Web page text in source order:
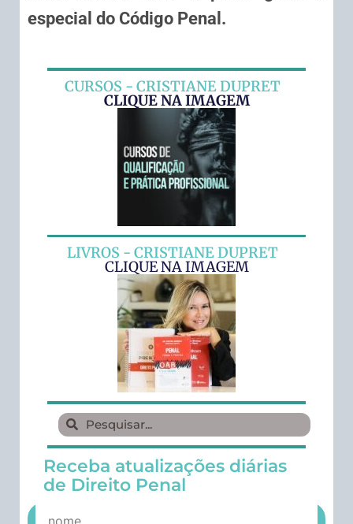
especial do Código Penal.
CURSOS - CRISTIANE DUPRET
CLIQUE NA IMAGEM
LIVROS - CRISTIANE DUPRET
CLIQUE NA IMAGEM
Receba atualizações diárias
de Direito Penal